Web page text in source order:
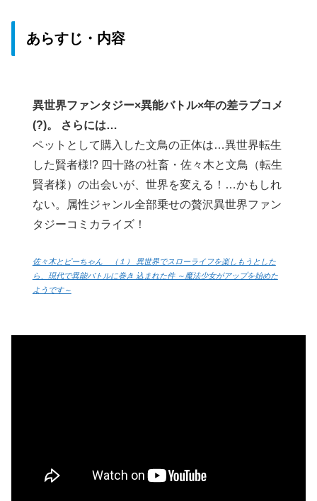
あらすじ・内容
異世界ファンタジー×異能バトル×年の差ラブコメ
(?)。 さらには…
ペットとして購入した文鳥の正体は…異世界転生
した賢者様!? 四十路の社畜・佐々木と文鳥（転生
賢者様）の出会いが、世界を変える！…かもしれ
ない。属性ジャンル全部乗せの贅沢異世界ファン
タジーコミカライズ！
佐々木とピーちゃん （１） 異世界でスローライフを楽しもうとした
ら、現代で異能バトルに巻き 込まれた件 ～魔法少女がアップを始めた
ようです～